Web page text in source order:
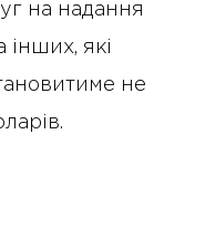
на надання
інших, які
не